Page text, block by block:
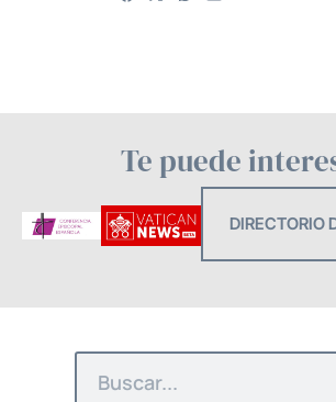
Te puede
DIRECTORIO